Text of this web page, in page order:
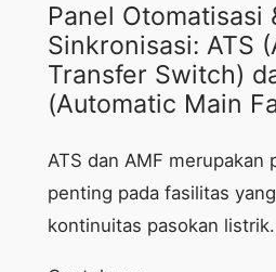
Panel Otomatisasi
Sinkronisasi: ATS
Transfer Switch)
(Automatic Main
ATS dan AMF merupakan
penting pada fasilitas
kontinuitas pasokan listrik.